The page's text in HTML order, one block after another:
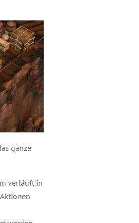
ganze
verläuft in